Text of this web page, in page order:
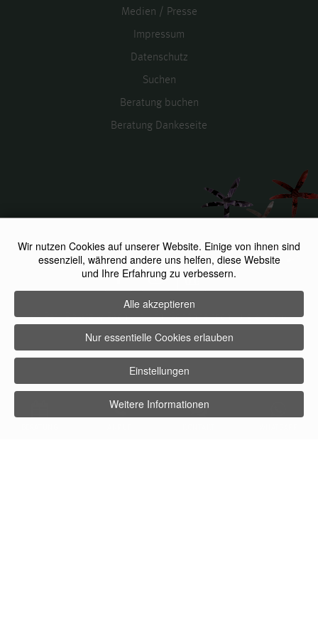
Wir nutzen Cookies auf unserer Website. Einige von ihnen sind
essenziell, während andere uns helfen, diese Website
und Ihre Erfahrung zu verbessern.
Alle akzeptieren
Nur essentielle Cookies erlauben
Einstellungen
Weitere Informationen
Medien / Presse
Impressum
Datenschutz
Suchen
Beratung buchen
Beratung Dankeseite
Social-Media
facebookinstagram
youtube
©Petr Bolatzky Fachklinik für Schönheitschirurgie2026